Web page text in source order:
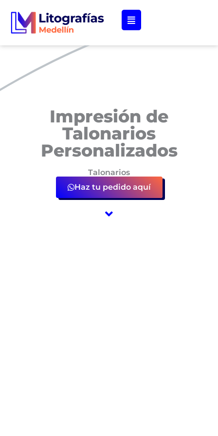
contenido
Impresión de
Talonarios
Personalizados
Talonarios
Haz tu pedido aquí